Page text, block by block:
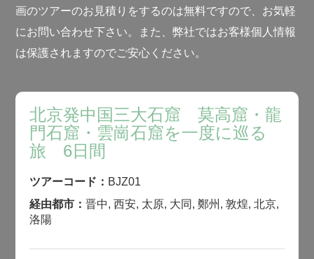
画のツアーのお見積りをするのは無料ですので、お気軽
にお問い合わせ下さい。また、弊社ではお客様個人情報
は保護されますのでご安心ください。
北京発中国三大石窟 莫高窟・龍
門石窟・雲崗石窟を一度に巡る
旅 6日間
ツアーコード： BJZ01
経由都市：晋中,西安, 太原, 大同 ,鄭州 ,敦煌,北京,
洛陽